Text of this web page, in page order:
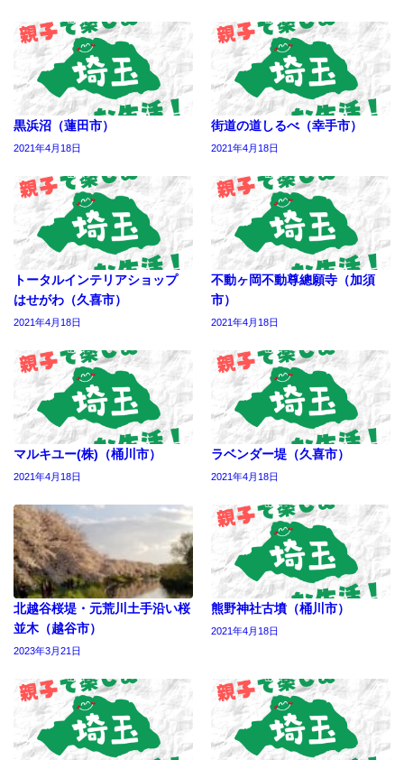
黒浜沼（蓮田市）
2021年4月18日
街道の道しるべ（幸手市）
2021年4月18日
トータルインテリアショップ
はせがわ（久喜市）
2021年4月18日
不動ヶ岡不動尊總願寺（加須
市）
2021年4月18日
マルキユー(株)（桶川市）
2021年4月18日
ラベンダー堤（久喜市）
2021年4月18日
北越谷桜堤・元荒川土手沿い桜
並木（越谷市）
2023年3月21日
熊野神社古墳（桶川市）
2021年4月18日